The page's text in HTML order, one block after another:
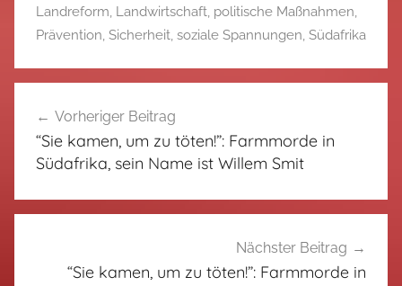
Landreform, Landwirtschaft, politische Maßnahmen,
Prävention, Sicherheit, soziale Spannungen, Südafrika
Vorheriger Beitrag
“Sie kamen, um zu töten!”: Farmmorde in
Südafrika, sein Name ist Willem Smit
Nächster Beitrag
“Sie kamen, um zu töten!”: Farmmorde in